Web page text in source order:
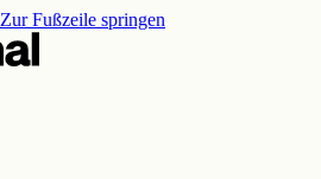
Zur Fußzeile springen